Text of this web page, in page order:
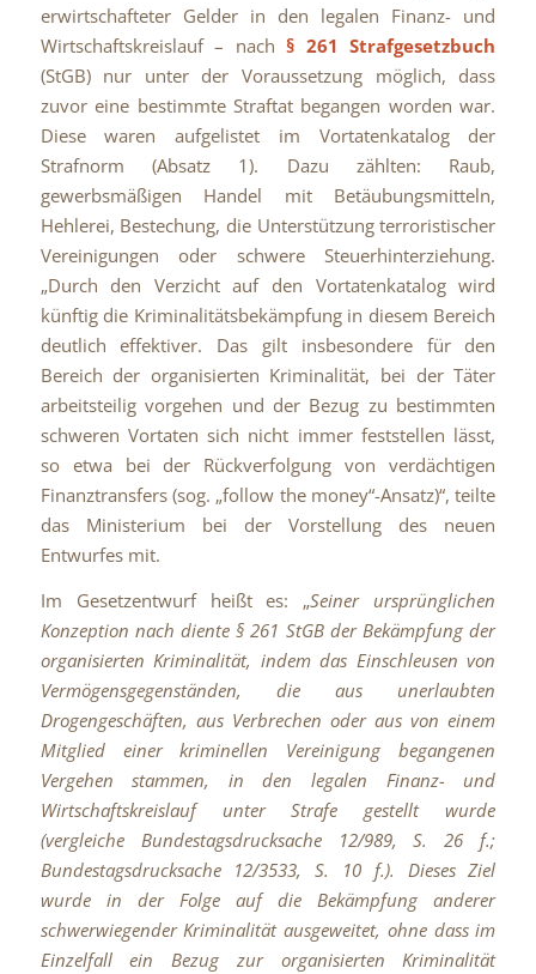
erwirtschafteter Gelder in den legalen Finanz- und
Wirtschaftskreislauf – nach § 261 Strafgesetzbuch
(StGB) nur unter der Voraussetzung möglich, dass
zuvor eine bestimmte Straftat begangen worden war.
Diese waren aufgelistet im Vortatenkatalog der
Strafnorm (Absatz 1). Dazu zählten: Raub,
gewerbsmäßigen Handel mit Betäubungsmitteln,
Hehlerei, Bestechung, die Unterstützung terroristischer
Vereinigungen oder schwere Steuerhinterziehung.
„Durch den Verzicht auf den Vortatenkatalog wird
künftig die Kriminalitätsbekämpfung in diesem Bereich
deutlich effektiver. Das gilt insbesondere für den
Bereich der organisierten Kriminalität, bei der Täter
arbeitsteilig vorgehen und der Bezug zu bestimmten
schweren Vortaten sich nicht immer feststellen lässt,
so etwa bei der Rückverfolgung von verdächtigen
Finanztransfers (sog. „follow themoney“-Ansatz)“, teilte
das Ministerium bei der Vorstellung des neuen
Entwurfes mit.
Im Gesetzentwurf heißt es: „Seiner ursprünglichen
Konzeption nach diente § 261 StGB der Bekämpfung der
organisierten Kriminalität, indem das Einschleusen von
Vermögensgegenständen, die aus unerlaubten
Drogengeschäften, aus Verbrechen oder aus von einem
Mitglied einer kriminellen Vereinigung begangenen
Vergehen stammen, in den legalen Finanz- und
Wirtschaftskreislauf unter Strafe gestellt wurde
(vergleiche Bundestagsdrucksache 12/989, S. 26 f.;
Bundestagsdrucksache 12/3533, S. 10 f.). Dieses Ziel
wurde in der Folge auf die Bekämpfung anderer
schwerwiegender Kriminalität ausgeweitet, ohne dass im
Einzelfall ein Bezug zur organisierten Kriminalität